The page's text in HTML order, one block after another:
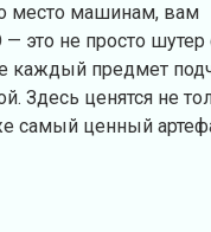
место машинам, вам
это не просто шутер
каждый предмет
Здесь ценятся не
самый ценный